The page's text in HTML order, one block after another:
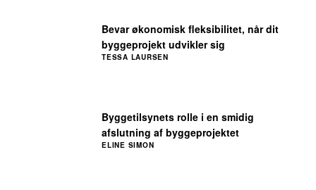
Byggetilsynets rolle i en smidig
afslutning af byggeprojektet
ELINE SIMON
Bevar økonomisk fleksibilitet, når dit
byggeprojekt udvikler sig
TESSA LAURSEN